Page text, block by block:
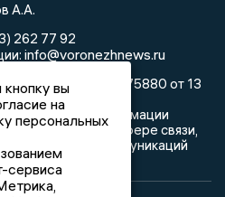
А.А.
262 77 92
info@voronezhnews.ru
Эл № ФС 77 - 75880 от 13
из реестра
массовой информации
по надзору в сфере связи,
и массовых коммуникаций
вы
на
персональных
сервиса